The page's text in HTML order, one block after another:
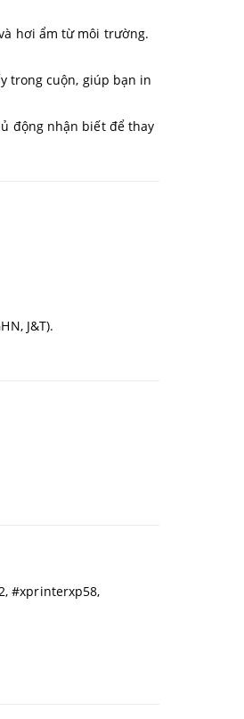
hơi ẩm từ môi trường.
trong cuộn, giúp bạn in
động nhận biết để thay
J&T).
#xprinterxp58,